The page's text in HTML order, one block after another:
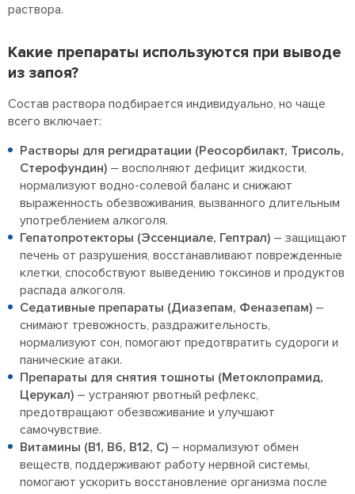
раствора.
Какие препараты используются при выводе
из запоя?
Состав раствора подбирается индивидуально, но чаще
всего включает:
Растворы для регидратации (Реосорбилакт, Трисоль,
Стерофундин) – восполняют дефицит жидкости,
нормализуют водно-солевой баланс и снижают
выраженность обезвоживания, вызванного длительным
употреблением алкоголя.
Гепатопротекторы (Эссенциале, Гептрал) – защищают
печень от разрушения, восстанавливают поврежденные
клетки, способствуют выведению токсинов и продуктов
распада алкоголя.
Седативные препараты (Диазепам, Феназепам) –
снимают тревожность, раздражительность,
нормализуют сон, помогают предотвратить судороги и
панические атаки.
Препараты для снятия тошноты (Метоклопрамид,
Церукал) – устраняют рвотный рефлекс,
предотвращают обезвоживание и улучшают
самочувствие.
Витамины (В1, В6, В12, С) – нормализуют обмен
веществ, поддерживают работу нервной системы,
помогают ускорить восстановление организма после